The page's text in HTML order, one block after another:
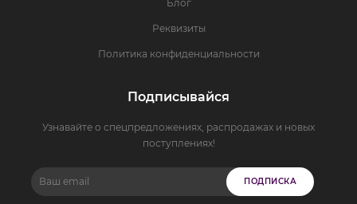
Блог
Реквизиты
Политика конфиденциальности
Подписывайся
Узнавайте о спецпредложениях, распродажах и новых
поступлениях!
ПОДПИСКА